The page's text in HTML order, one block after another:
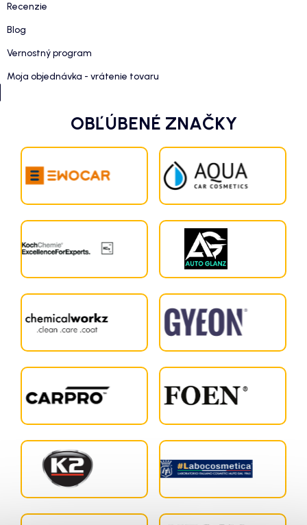
Recenzie
Blog
Vernostný program
Moja objednávka - vrátenie tovaru
OBĽÚBENÉ ZNAČKY